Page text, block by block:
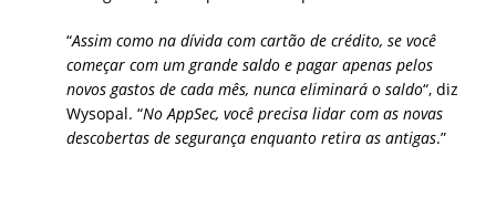
“Assim como na dívida com cartão de crédito, se você
começar com um grande saldo e pagar apenas pelos
novos gastos de cada mês, nunca eliminará o saldo“, diz
Wysopal. “No AppSec, você precisa lidar com as novas
descobertas de segurança enquanto retira as antigas.”